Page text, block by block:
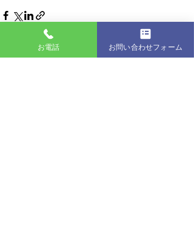
お電話 お問い合わせフォーム